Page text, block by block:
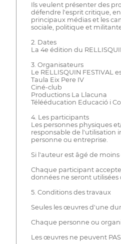
Ils veulent présenter des
défendre l'esprit critique,
principaux médias et les
sociale, politique et
2. Dates
La 4e édition du
3. Organisateurs
Le RELLISQUIN FESTIVAL
Taula Eix Pere IV
Ciné-club
Productions La Llacuna
Télééducation Educació i
4. Les participants
Les personnes physiques
responsable de l'utilisation
personne ou entreprise.
Si l'auteur est âgé de
Chaque participant
données ne seront
5. Conditions des travaux
Seules les œuvres d'une
Chaque personne ou
Les œuvres ne peuvent